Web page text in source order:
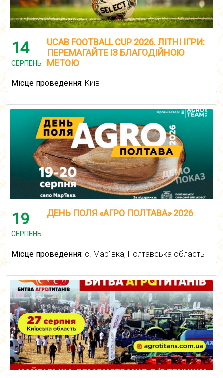
14
СЕРПЕНЬ
UCAB FOOTBALL CUP 2026. ЛІТНІ ІГРИ:
ПЕРЕМАГАЙТЕ ІЗ БЛАГОДІЙНОЮ
МЕТОЮ
Місце проведення: Київ
19
СЕРПЕНЬ
ДЕНЬ ПОЛЯ «АГРО ПОЛТАВА» 2026
Місце проведення: с. Мар'ївка, Полтавська область